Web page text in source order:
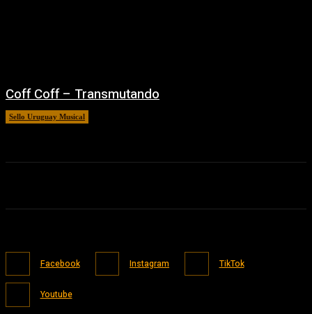
Coff Coff – Transmutando
Sello Uruguay Musical
Facebook Instagram TikTok
Youtube